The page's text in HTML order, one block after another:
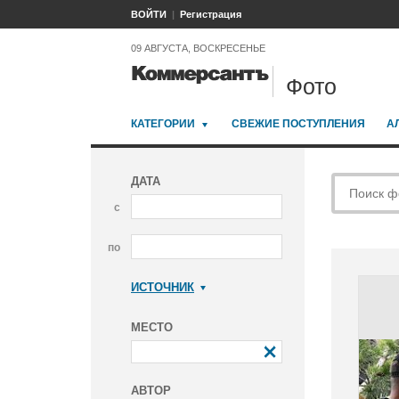
ВОЙТИ Регистрация
09 АВГУСТА, ВОСКРЕСЕНЬЕ
Фото
КАТЕГОРИИ СВЕЖИЕ ПОСТУПЛЕНИЯ
ДАТА
с
по
ИСТОЧНИК
МЕСТО
АВТОР